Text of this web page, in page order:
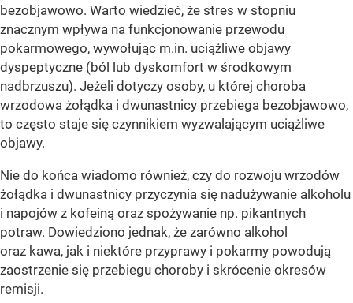
bezobjawowo. Warto wiedzieć, że stres w stopniu
znacznym wpływa na funkcjonowanie przewodu
pokarmowego, wywołując m.in. uciążliwe objawy
dyspeptyczne (ból lub dyskomfort w środkowym
nadbrzuszu). Jeżeli dotyczy osoby, u której choroba
wrzodowa żołądka i dwunastnicy przebiega bezobjawowo,
to często staje się czynnikiem wyzwalającym uciążliwe
objawy.
Nie do końca wiadomo również, czy do rozwoju wrzodów
żołądka i dwunastnicy przyczynia się nadużywanie alkoholu
i napojów z kofeiną oraz spożywanie np. pikantnych
potraw. Dowiedziono jednak, że zarówno alkohol
oraz kawa, jak i niektóre przyprawy i pokarmy powodują
zaostrzenie się przebiegu choroby i skrócenie okresów
remisji.